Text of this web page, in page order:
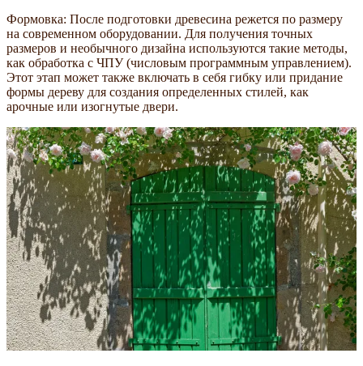
Формовка: После подготовки древесина режется по размеру
на современном оборудовании. Для получения точных
размеров и необычного дизайна используются такие методы,
как обработка с ЧПУ (числовым программным управлением).
Этот этап может также включать в себя гибку или придание
формы дереву для создания определенных стилей, как
арочные или изогнутые двери.